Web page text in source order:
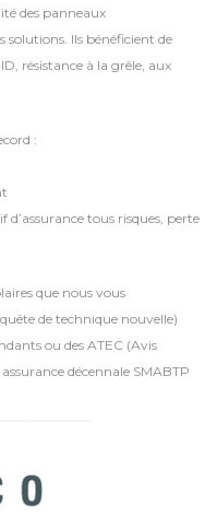
des panneaux
Ils bénéficient de
résistance à la grêle, aux
:
d’assurance tous risques, perte
que nous vous
de technique nouvelle)
ou des ATEC (Avis
décennale SMABTP